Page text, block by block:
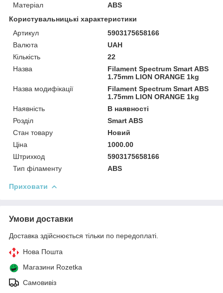
Матеріал
ABS
Користувальницькі характеристики
Артикул
5903175658166
Валюта
UAH
Кількість
22
Назва
Filament Spectrum Smart ABS
1.75mm LION ORANGE 1kg
Назва модифікації
Filament Spectrum Smart ABS
1.75mm LION ORANGE 1kg
Наявність
В наявності
Розділ
Smart ABS
Стан товару
Новий
Ціна
1000.00
Штрихкод
5903175658166
Тип філаменту
ABS
Приховати
Умови доставки
Доставка здійснюється тільки по передоплаті.
Нова Пошта
Магазини Rozetka
Самовивіз